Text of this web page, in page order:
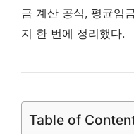
금 계산 공식, 평균임
지 한 번에 정리했다.
Table of